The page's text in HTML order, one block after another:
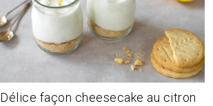
Délice façon cheesecake au citron